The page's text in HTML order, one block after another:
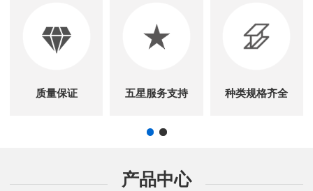
质量保证 五星服务支持 种类规格齐全
产品中心